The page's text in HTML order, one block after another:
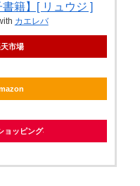
籍】[ リュウジ ]
カエレバ
市場
ョッピング